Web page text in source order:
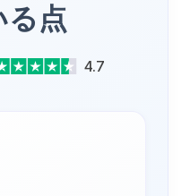
点
4.7